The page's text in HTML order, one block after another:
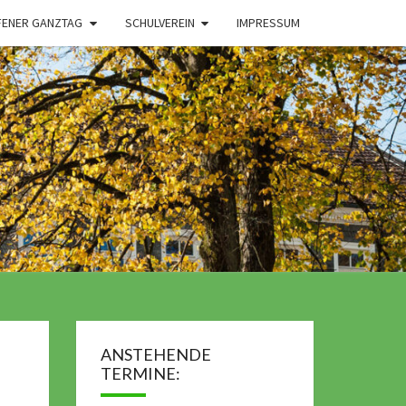
GANZTAG SCHULVEREIN IMPRESSUM
ANSTEHENDE
TERMINE: